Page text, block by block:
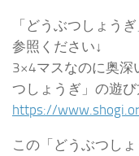
「どうぶつしょう
参照ください↓
3×4マスなのに奥深
つしょうぎ」の遊
https://
この「どうぶつし